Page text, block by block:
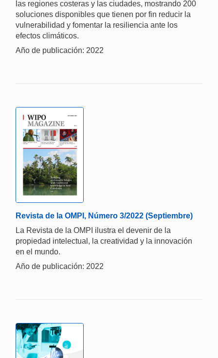
las regiones costeras y las ciudades, mostrando 200
soluciones disponibles que tienen por fin reducir la
vulnerabilidad y fomentar la resiliencia ante los
efectos climáticos.
Año de publicación: 2022
Revista de la OMPI, Número 3/2022 (Septiembre)
La Revista de la OMPI ilustra el devenir de la
propiedad intelectual, la creatividad y la innovación
en el mundo.
Año de publicación: 2022